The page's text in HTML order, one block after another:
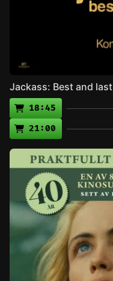
Jackass: Best and last
18:45
21:00